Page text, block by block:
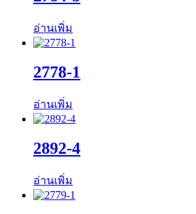
อ่านเพิ่ม
2778-1
อ่านเพิ่ม
2892-4
อ่านเพิ่ม